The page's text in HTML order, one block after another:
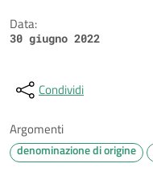
Data:
30 giugno 2022
Condividi
Argomenti
denominazione di origine